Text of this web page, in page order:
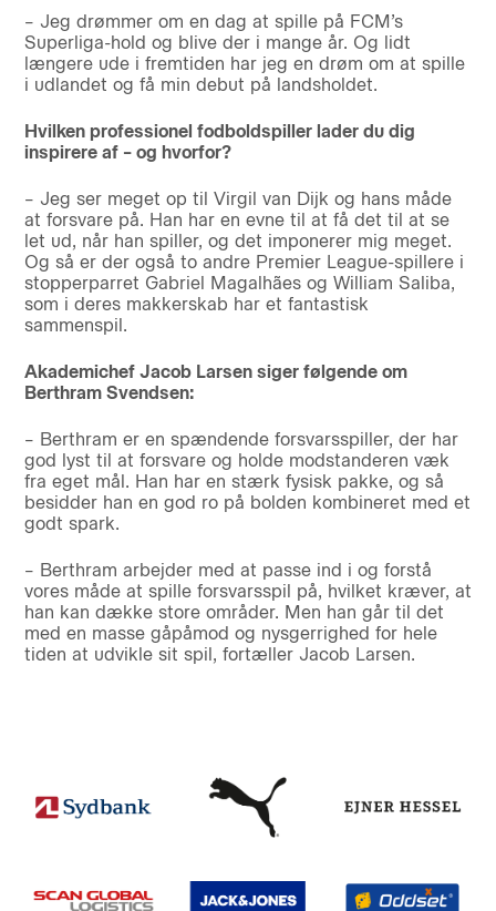
– Jeg drømmer om en dag at spille på FCM’s
Superliga-hold og blive der i mange år. Og lidt
længere ude i fremtiden har jeg en drøm om at spille
i udlandet og få min debut på landsholdet.
Hvilken professionel fodboldspiller lader du dig
inspirere af – og hvorfor?
– Jeg ser meget op til Virgil van Dijk og hans måde
at forsvare på. Han har en evne til at få det til at se
let ud, når han spiller, og det imponerer mig meget.
Og så er der også to andre Premier League-spillere i
stopperparret Gabriel Magalhães og William Saliba,
som i deres makkerskab har et fantastisk
sammenspil.
Akademichef Jacob Larsen siger følgende om
Berthram Svendsen:
– Berthram er en spændende forsvarsspiller, der har
god lyst til at forsvare og holde modstanderen væk
fra eget mål. Han har en stærk fysisk pakke, og så
besidder han en god ro på bolden kombineret med et
godt spark.
– Berthram arbejder med at passe ind i og forstå
vores måde at spille forsvarsspil på, hvilket kræver, at
han kan dække store områder. Men han går til det
med en masse gåpåmod og nysgerrighed for hele
tiden at udvikle sit spil, fortæller Jacob Larsen.